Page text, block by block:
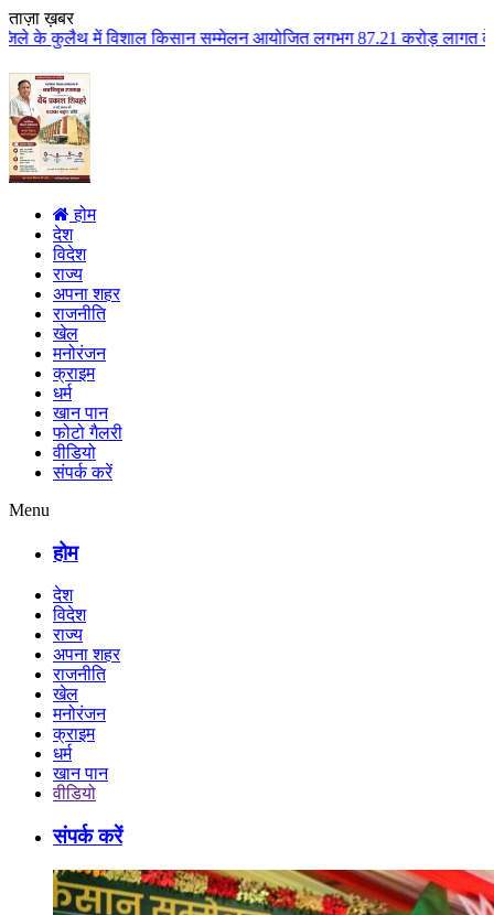
ताज़ा ख़बर
सम्मेलन आयोजित लगभग 87.21 करोड़ लागत के 41 विकास कार्यों का
होम
देश
विदेश
राज्य
अपना शहर
राजनीति
खेल
मनोरंजन
क्राइम
धर्म
खान पान
फोटो गैलरी
वीडियो
संपर्क करें
Menu
होम
देश
विदेश
राज्य
अपना शहर
राजनीति
खेल
मनोरंजन
क्राइम
धर्म
खान पान
वीडियो
संपर्क करें